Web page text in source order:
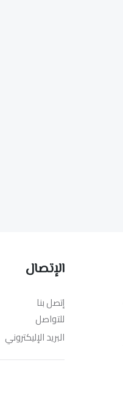
الإتصال
إتصل بنا
للتواصل
البريد الإليكتروني